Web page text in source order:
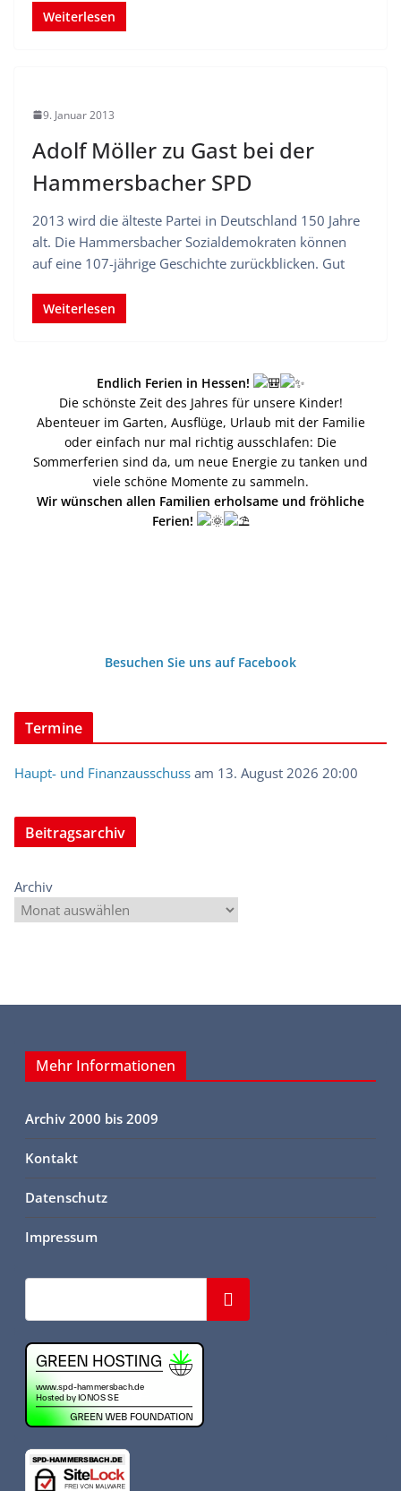
Weiterlesen
9. Januar 2013
Adolf Möller zu Gast bei der
Hammersbacher SPD
2013 wird die älteste Partei in Deutschland 150 Jahre
alt. Die Hammersbacher Sozialdemokraten können
auf eine 107-jährige Geschichte zurückblicken. Gut
Weiterlesen
Endlich Ferien in Hessen!
Die schönste Zeit des Jahres für unsere Kinder!
Abenteuer im Garten, Ausflüge, Urlaub mit der Familie
oder einfach nur mal richtig ausschlafen: Die
Sommerferien sind da, um neue Energie zu tanken und
viele schöne Momente zu sammeln.
Wir wünschen allen Familien erholsame und fröhliche
Ferien!
Besuchen Sie uns auf Facebook
Termine
Haupt- und Finanzausschuss am 13. August 2026 20:00
Beitragsarchiv
Archiv
Mehr Informationen
Archiv 2000 bis 2009
Kontakt
Datenschutz
Impressum
Suchen